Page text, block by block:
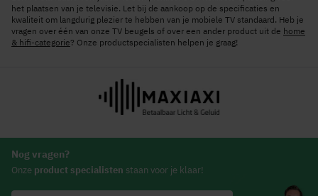
het plaatsen van je televisie. Let bij de aankoop op de specificaties en
kwaliteit om langdurig plezier te hebben van je mobiele TV standaard. Heb je
vragen over één van onze TV beugels of over een ander product uit de home
& hifi-categorie? Onze productspecialisten helpen je graag!
Nog vragen?
Onze product specialisten staan voor je klaar!